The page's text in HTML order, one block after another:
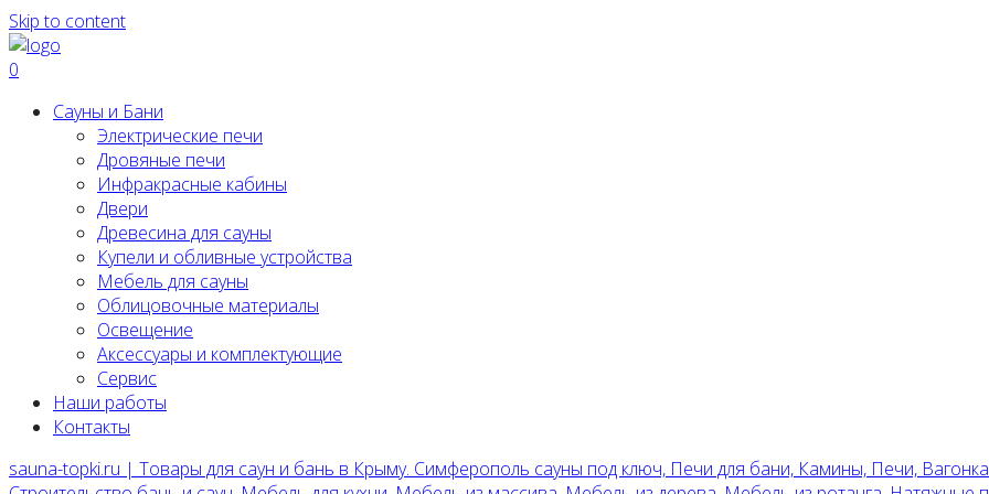
Skip to content
0
Сауны и Бани
Электрические печи
Дровяные печи
Инфракрасные кабины
Двери
Древесина для сауны
Купели и обливные устройства
Мебель для сауны
Облицовочные материалы
Освещение
Аксессуары и комплектующие
Сервис
Наши работы
Контакты
sauna-topki.ru | Товары для саун и бань в Крыму. Симферополь сауны под ключ, Печи для бани, Камины, Печи,